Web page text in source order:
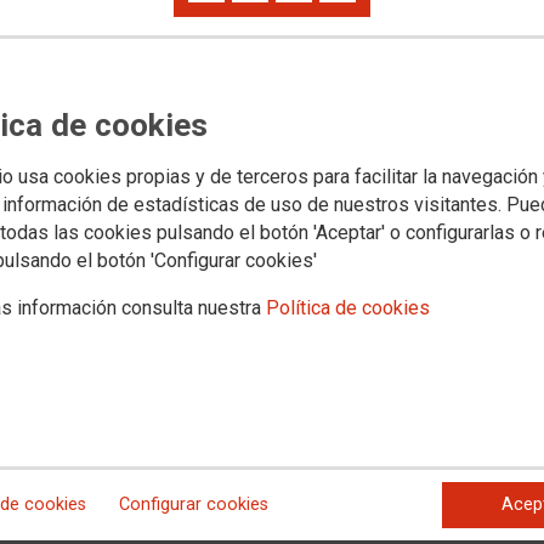
de cookies
usa cookies propias y de terceros para facilitar la navegación
de estadísticas de uso de nuestros visitantes.
las cookies pulsando el botón 'Aceptar' o configurarlas o
el botón 'Configurar cookies'
información consulta nuestra Política de cookies
cookies Configurar cookies
jurídicos Transparencia PROVINCIAS SECTORES Archivo documental y
del sistema de
de los avisos en las
“Está generando
automatizado de avisos urgentes implantado por la
omite información esencial, retrasa la respuesta
las y los profesionales.